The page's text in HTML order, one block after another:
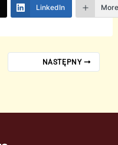
LinkedIn
NASTĘPNY